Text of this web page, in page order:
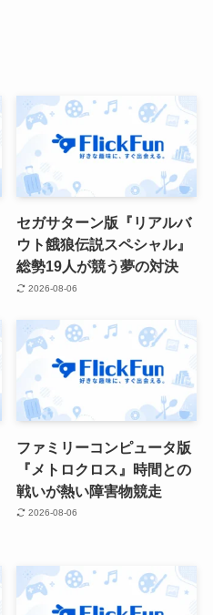
セガサターン版『リアルバ
ウト餓狼伝説スペシャル』
総勢19人が競う夢の対決
2026-08-06
ファミリーコンピュータ版
『メトロクロス』時間との
戦いが熱い障害物競走
2026-08-06